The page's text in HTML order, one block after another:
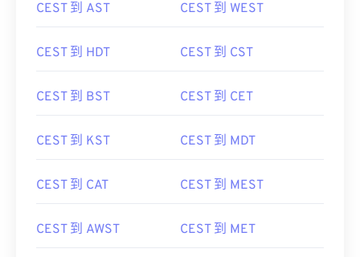
CEST 到 AST CEST 到 WEST
CEST 到 HDT CEST 到 CST
CEST 到 BST CEST 到 CET
CEST 到 KST CEST 到 MDT
CEST 到 CAT CEST 到 MEST
CEST 到 AWST CEST 到 MET